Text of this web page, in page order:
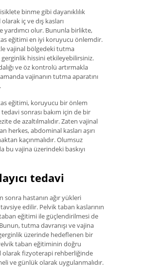
binme gibi dayanıklılık
iç ve dış kasları
yardımcı olur. Bununla birlikte,
eğitimi en iyi koruyucu önlemdir.
vajinal bölgedeki tutma
gerginlik hissini etkileyebilirsiniz.
ve öz kontrolü artırmakla
vajinanın tutma aparatını
eğitimi, koruyucu bir önlem
sonrası bakım için de bir
de azaltılmalıdır. Zaten vajinal
herkes, abdominal kasları aşırı
kaçınmalıdır. Olumsuz
bu vajina üzerindeki baskıyı
tedavi
sonra hastanın ağır yükleri
edilir. Pelvik taban kaslarının
eğitimi ile güçlendirilmesi de
tutma davranışı ve vajina
üzerinde hedeflenen bir
taban eğitiminin doğru
olarak fizyoterapi rehberliğinde
ve günlük olarak uygulanmalıdır.